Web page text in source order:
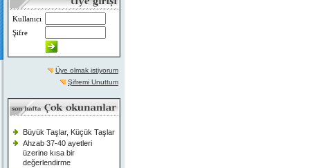
Kullanıcı
Şifre
Üye olmak istiyorum
Şifremi Unuttum
Büyük Taşlar, Küçük Taşlar
Ahzab 37-40 ayetleri
üzerine kısa bir
değerlendirme